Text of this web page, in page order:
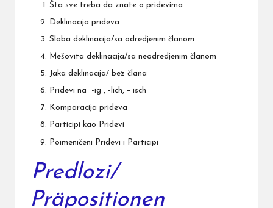
Šta sve treba da znate o pridevima
Deklinacija prideva
Slaba deklinacija/sa odredjenim članom
Mešovita deklinacija/sa neodredjenim članom
Jaka deklinacija/ bez člana
Pridevi na -ig , -lich, – isch
Komparacija prideva
Participi kao Pridevi
Poimeničeni Pridevi i Participi
Predlozi/
Präpositionen